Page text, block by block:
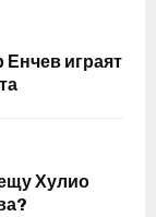
играят
Хулио